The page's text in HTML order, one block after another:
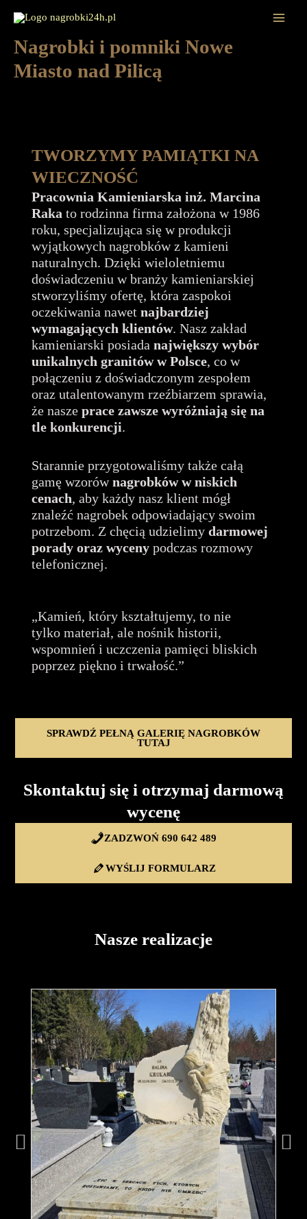
treściNagrobki i pomniki Nowe
Miasto nad Pilicą
TWORZYMY PAMIĄTKI NA
WIECZNOŚĆ
Pracownia Kamieniarska inż. Marcina
Raka to rodzinna firma założona w 1986
roku, specjalizująca się w produkcji
wyjątkowych nagrobków z kamieni
naturalnych. Dzięki wieloletniemu
doświadczeniu w branży kamieniarskiej
stworzyliśmy ofertę, która zaspokoi
oczekiwania nawet najbardziej
wymagających klientów. Nasz zakład
kamieniarski posiada największy wybór
unikalnych granitów w Polsce, co w
połączeniu z doświadczonym zespołem
oraz utalentowanym rzeźbiarzem sprawia,
że nasze prace zawsze wyróżniają się na
tle konkurencji.
Starannie przygotowaliśmy także całą
gamę wzorównagrobków w niskich
cenach, aby każdy nasz klient mógł
znaleźć nagrobek odpowiadający swoim
potrzebom. Z chęcią udzielimy darmowej
porady oraz wycenypodczas rozmowy
telefonicznej.
„Kamień, który kształtujemy, to nie
tylko materiał, ale nośnik historii,
wspomnień i uczczenia pamięci bliskich
poprzez piękno i trwałość.”
SPRAWDŹ PEŁNĄ GALERIĘ NAGROBKÓW
TUTAJ
Skontaktuj się i otrzymaj darmową
wycenę
ZADZWOŃ 690 642 489
WYŚLIJ FORMULARZ
Nasze realizacje